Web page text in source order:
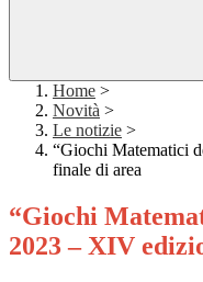
Home >
Novità >
Le notizie >
“Giochi Matematici
finale di area
“Giochi
2023 – XIV